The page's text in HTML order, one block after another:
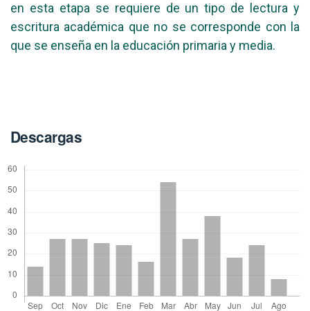
en esta etapa se requiere de un tipo de lectura y
escritura académica que no se corresponde con la
que se enseña en la educación primaria y media.
Descargas